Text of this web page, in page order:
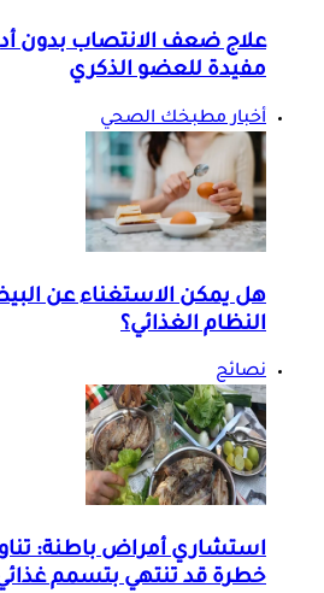
علاج ضعف الانتصاب بدون
مفيدة للعضو الذكري
أخبار مطبخك الصحي
هل يمكن الاستغناء عن
النظام الغذائي؟
نصائح
استشاري أمراض باطنة:
خطرة قد تنتهي بتسمم